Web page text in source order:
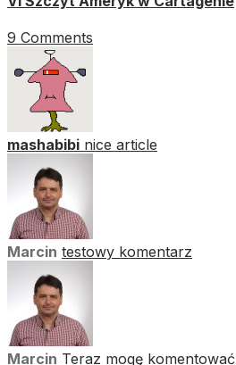
9 Comments
mashabibi nice article
Marcin testowy komentarz
Marcin Teraz mogę komentować